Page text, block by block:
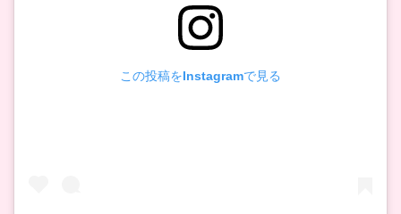
この投稿をInstagramで見る